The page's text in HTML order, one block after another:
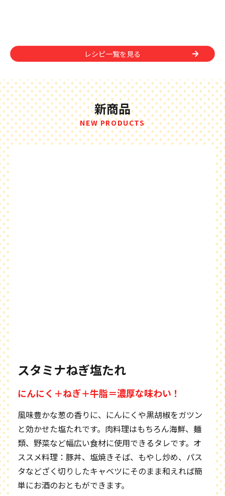
レシピ一覧を見る
新商品
NEW PRODUCTS
スタミナねぎ塩たれ
にんにく＋ねぎ＋牛脂＝濃厚な味わい！
風味豊かな葱の香りに、にんにくや黒胡椒をガツン
と効かせた塩たれです。肉料理はもちろん海鮮、麺
類、野菜など幅広い食材に使用できるタレです。オ
ススメ料理：豚丼、塩焼きそば、もやし炒め、パス
タなどざく切りしたキャベツにそのまま和えれば簡
単にお酒のおともができます。